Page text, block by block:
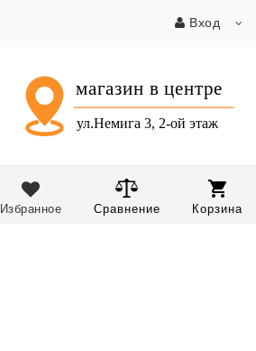
Вход
Корзина
Сравнение
Избранное